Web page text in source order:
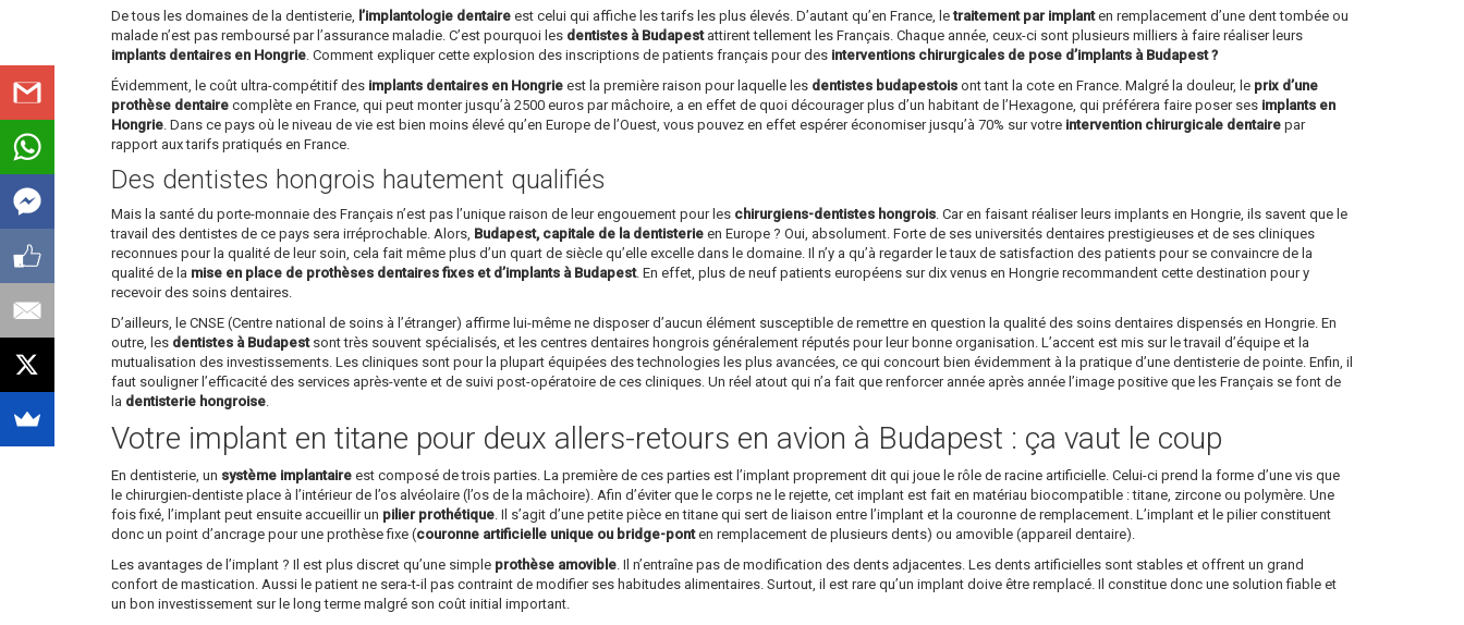
De tous les domaines de la dentisterie, l’implantologie dentaire est celui qui affiche les tarifs les plus élevés. D’autant qu’en France, letraitement par implanten remplacement d’une dent tombée ou
malade n’est pas remboursé par l’assurance maladie. C’est pourquoi les dentistes à Budapestattirent tellement les Français. Chaque année, ceux-ci sont plusieurs milliers à faire réaliser leurs
implants dentaires en Hongrie. Comment expliquer cette explosion des inscriptions de patients français pour des interventions chirurgicales de pose d’implants à Budapest ?
Évidemment, le coût ultra-compétitif des implants dentaires en Hongrie est la première raison pour laquelle les dentistes budapestois ont tant la cote en France. Malgré la douleur, le prix d’une
prothèse dentaire complète en France, qui peut monter jusqu’à 2500 euros par mâchoire, a en effet de quoi décourager plus d’un habitant de l’Hexagone, qui préférera faire poser ses implants en
Hongrie. Dans ce pays où le niveau de vie est bien moins élevé qu’en Europe de l’Ouest, vous pouvez en effet espérer économiser jusqu’à 70% sur votre intervention chirurgicale dentaire par
rapport aux tarifs pratiqués en France.
Des dentistes hongrois hautement qualifiés
Mais la santé du porte-monnaie des Français n’est pas l’unique raison de leur engouement pour les chirurgiens-dentistes hongrois. Car en faisant réaliser leurs implants en Hongrie, ils savent que le
travail des dentistes de ce pays sera irréprochable. Alors, Budapest, capitale de la dentisterie en Europe ? Oui, absolument. Forte de ses universités dentaires prestigieuses et de ses cliniques
reconnues pour la qualité de leur soin, cela fait même plus d’un quart de siècle qu’elle excelle dans le domaine. Il n’y a qu’à regarder le taux de satisfaction des patients pour se convaincre de la
qualité de la mise en place de prothèses dentaires fixes et d’implants à Budapest. En effet, plus de neuf patients européens sur dix venus en Hongrie recommandent cette destination pour y
recevoir des soins dentaires.
D’ailleurs, le CNSE (Centre national de soins à l’étranger) affirme lui-même ne disposer d’aucun élément susceptible de remettre en question la qualité des soins dentaires dispensés en Hongrie. En
outre, les dentistes à Budapestsont très souvent spécialisés, et les centres dentaires hongrois généralement réputés pour leur bonne organisation. L’accent est mis sur le travail d’équipe et la
mutualisation des investissements. Les cliniques sont pour la plupart équipées des technologies les plus avancées, ce qui concourt bien évidemment à la pratique d’une dentisterie de pointe. Enfin, il
faut souligner l’efficacité des services après-vente et de suivi post-opératoire de ces cliniques. Un réel atout qui n’a fait que renforcer année après année l’image positive que les Français se font de
la dentisterie hongroise.
Votre implant en titane pour deux allers-retours en avion à Budapest : ça vaut le coup
En dentisterie, un système implantaire est composé de trois parties. La première de ces parties est l’implant proprement dit qui joue le rôle de racine artificielle. Celui-ci prend la forme d’une vis que
le chirurgien-dentiste place à l’intérieur de l’os alvéolaire (l’os de la mâchoire). Afin d’éviter que le corps ne le rejette, cet implant est fait en matériau biocompatible : titane, zircone ou polymère. Une
fois fixé, l’implant peut ensuite accueillir un pilier prothétique. Il s’agit d’une petite pièce en titane qui sert de liaison entre l’implant et la couronne de remplacement. L’implant et le pilier constituent
donc un point d’ancrage pour une prothèse fixe (couronne artificielle unique ou bridge-ponten remplacement de plusieurs dents) ou amovible (appareil dentaire).
Les avantages de l’implant ? Il est plus discret qu’une simple prothèse amovible. Il n’entraîne pas de modification des dents adjacentes. Les dents artificielles sont stables et offrent un grand
confort de mastication. Aussi le patient ne sera-t-il pas contraint de modifier ses habitudes alimentaires. Surtout, il est rare qu’un implant doive être remplacé. Il constitue donc une solution fiable et
un bon investissement sur le long terme malgré son coût initial important.